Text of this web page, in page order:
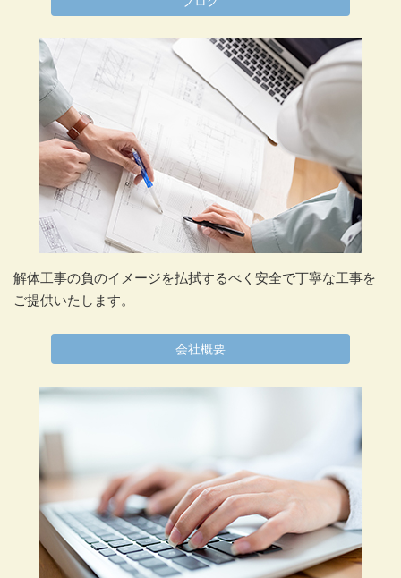
解体工事の負のイメージを払拭するべく安全で丁寧な工事を
ご提供いたします。
会社概要